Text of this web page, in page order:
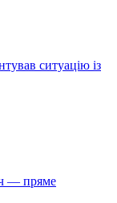
ситуацію із
— пряме